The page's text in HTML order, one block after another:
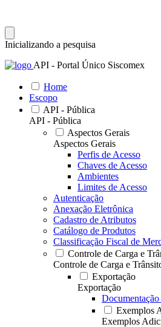
Inicializando a pesquisa
API - Portal Único Siscomex
Home
Escopo
API - Pública
API - Pública
Aspectos Gerais
Aspectos Gerais
Perfis de Acesso
Chaves de Acesso
Ambientes
Limites de Acesso
Autenticação
Anexação Eletrônica
Cadastro de Atributos
Catálogo de Produtos
Classificação Fiscal de
Controle de Carga e
Controle de Carga e
Exportação
Exportação
Exemplos
Exemplos